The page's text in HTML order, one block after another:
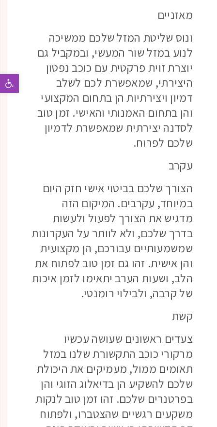
מאזניים
ונוס שליטת המזל שלכם ממשיכה
לנוע במזל שור המעשי, ובמקביל גם
יוצרת זוית פרקטית עם כוכב נפטון
היצירתי, שמאפשרת לכם לשלב
דמיון ויצירתיות הן בתחום המקצועי
והן בתחום האמנותי והאישי. זמן טוב
לסדנה יצירתית שמאפשרת לדמיון
שלכם לפרוח.
עקרב
הצורך שלכם בביטוי אישי חזק היום
במיוחד, עקרבים. המיקום הזה
מדגיש את הצורך לפעול ולעשות
בדרך שלכם, ולא לוותר על העקרונות
שמשמעותיים עבורכם, הן מקצועית
והן אישית. זהו גם זמן טוב לפתוח את
הלב, ושעות הערב יתאימו לזמן איכות
של קרבה, ולבילוי רומנטי.
קשת
צעדים ראשונים שעושה עכשיו
מרקורי כוכב התקשורת שלנו במזל
תאומים ממול, מעמיקים את היכולת
שלכם להשקיע הן בדיאלוג הזוגי והן
בפרטנרים שלכם. זהו זמן טוב לנקות
משקעים רגשיים שהצטברו, ולפתוח